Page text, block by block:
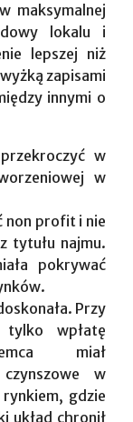
maksymalnej
lokalu i
lepszej niż
zapisami
innymi o
w
w
non profit i nie
tytułu najmu.
pokrywać
Przy
tylko wpłatę
miał
czynszowe w
gdzie
układ chronił